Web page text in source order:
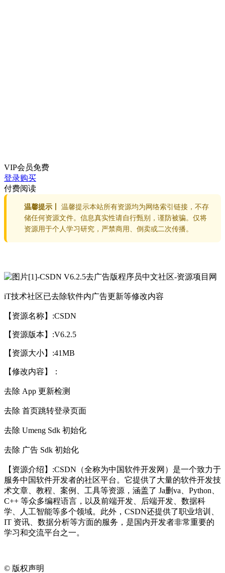
VIP会员免费
登录购买
付费阅读
温馨提示丨
温馨提示本站所有资源均为网络索引链接，不存
储任何资源文件。信息真实性请自行甄别，谨防被骗。仅将
资源用于个人学习研究，严禁商用、倒卖或二次传播。
iT技术社区已去除软件内广告更新等修改内容
【资源名称】:CSDN
【资源版本】:V6.2.5
【资源大小】:41MB
【修改内容】：
去除 App 更新检测
去除 首页跳转登录页面
去除 Umeng Sdk 初始化
去除 广告 Sdk 初始化
【资源介绍】:CSDN（全称为中国软件开发网）是一个致力于
服务中国软件开发者的社区平台。它提供了大量的软件开发技
术文章、教程、案例、工具等资源，涵盖了 Ja删va、Python、
C++ 等众多编程语言，以及前端开发、后端开发、数据科
学、人工智能等多个领域。此外，CSDN还提供了职业培训、
IT 资讯、数据分析等方面的服务，是国内开发者非常重要的
学习和交流平台之一。
© 版权声明